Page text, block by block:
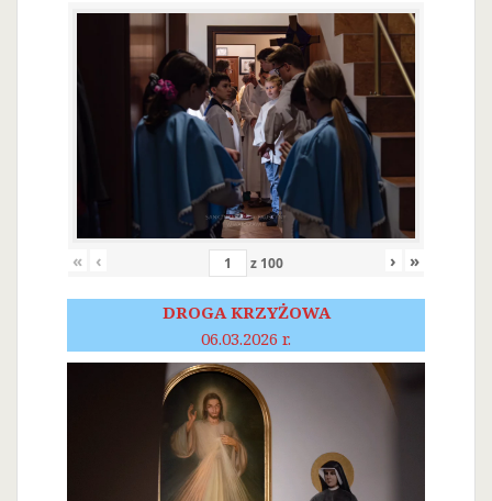
« ‹ z 100 › »
DROGA KRZYŻOWA
06.03.2026 r.